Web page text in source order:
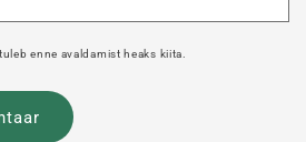
enne avaldamist heaks kiita.